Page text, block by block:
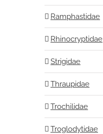
Ramphastidae
Rhinocryptidae
Strigidae
Thraupidae
Trochilidae
Troglodytidae